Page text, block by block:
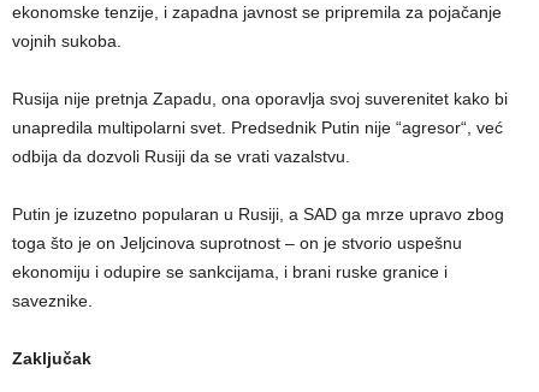
ekonomske tenzije, i zapadna javnost se pripremila za pojačanje
vojnih sukoba.
Rusija nije pretnja Zapadu, ona oporavlja svoj suverenitet kako bi
unapredila multipolarni svet. Predsednik Putin nije “agresor“, već
odbija da dozvoli Rusiji da se vrati vazalstvu.
Putin je izuzetno popularan u Rusiji, a SAD ga mrze upravo zbog
toga što je on Jeljcinova suprotnost – on je stvorio uspešnu
ekonomiju i odupire se sankcijama, i brani ruske granice i
saveznike.
Zaključak